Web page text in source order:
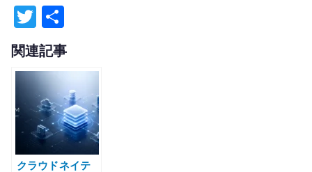
T
w
it
te
r
有
関連記事
クラウドネイテ